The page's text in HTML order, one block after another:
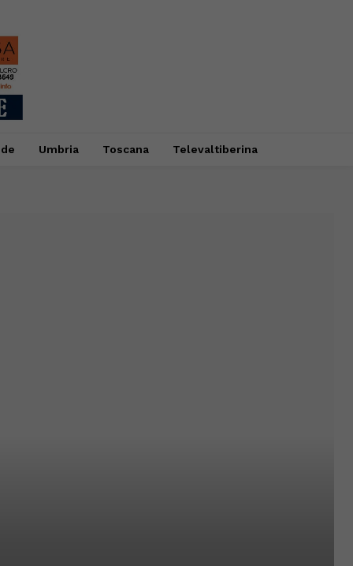
Umbria Toscana Televaltiberina